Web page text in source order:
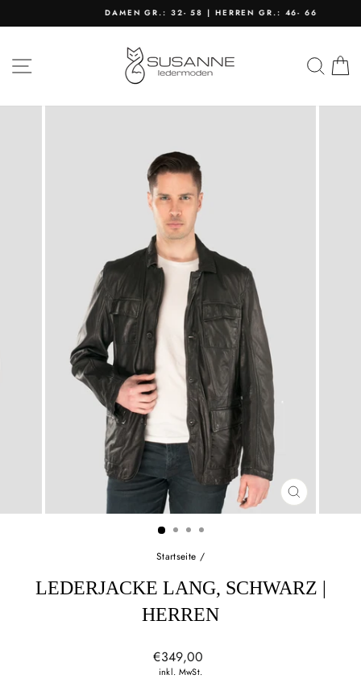
Pause
DAMEN GR.: 32- 58 | HERREN GR.: 46- 66
SEITENNAVIGATION
ESC)
Startseite /
LEDERJACKE LANG, SCHWARZ |
HERREN
Normaler
Preis
€349,00
inkl. MwSt.